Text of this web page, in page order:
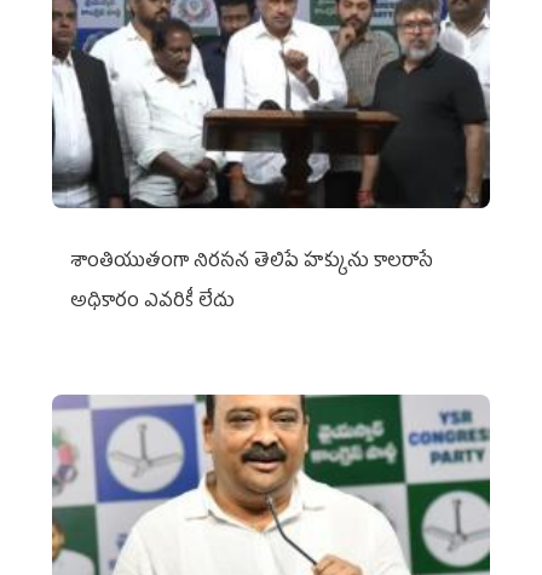
శాంతియుతంగా నిరసన తెలిపే హక్కును కాలరాసే
అధికారం ఎవరికీ లేదు